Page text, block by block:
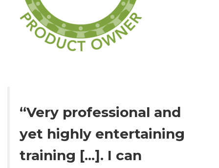
“Very professional and
yet highly entertaining
training [...]. I can